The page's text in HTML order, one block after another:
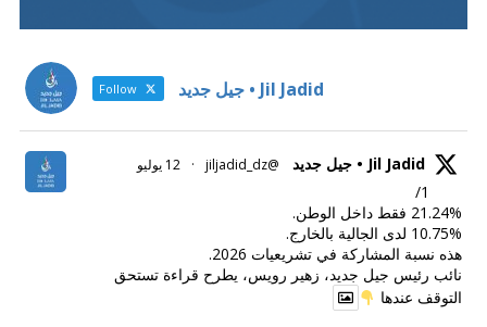
Jil Jadid • جيل جديد Follow
Jil Jadid • جيل جديد @jiljadid_dz
· 12 يوليو
1/
21.24% فقط داخل الوطن.
10.75% لدى الجالية بالخارج.
هذه نسبة المشاركة في تشريعيات 2026.
نائب رئيس جيل جديد، زهير رويس، يطرح قراءة تستحق
التوقف عندها